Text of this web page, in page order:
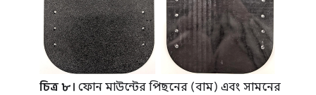
চিত্র ৮। ফোন মাউন্টের পিছনের (বাম) এবং সামনের